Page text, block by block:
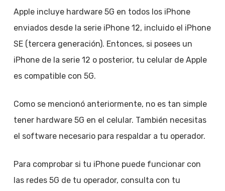
Apple incluye hardware 5G en todos los iPhone
enviados desde la serie iPhone 12, incluido el iPhone
SE (tercera generación). Entonces, si posees un
iPhone de la serie 12 o posterior, tu celular de Apple
es compatible con 5G.
Como se mencionó anteriormente, no es tan simple
tener hardware 5G en el celular. También necesitas
el software necesario para respaldar a tu operador.
Para comprobar si tu iPhone puede funcionar con
las redes 5G de tu operador, consulta con tu